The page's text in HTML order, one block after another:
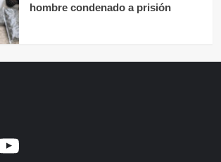
hombre condenado a prisión